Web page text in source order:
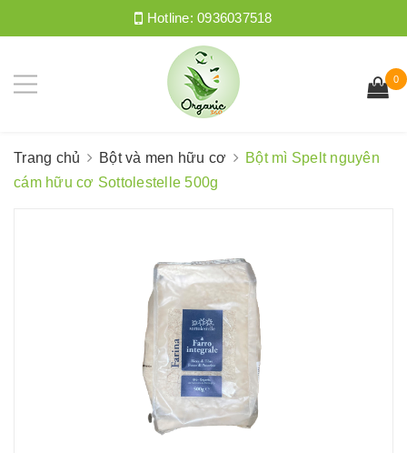
Hotline:0936037518
0
Trang chủ Bột và men hữu cơ
Bột mì Spelt nguyên
cám hữu cơ Sottolestelle 500g